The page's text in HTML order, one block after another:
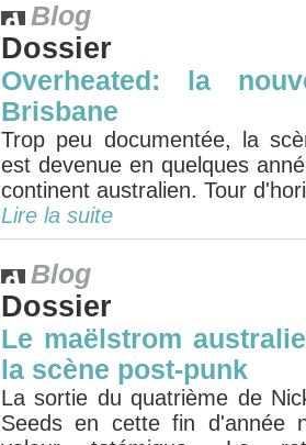
Blog
Dossier
Overheated: la
Brisbane
Trop peu documentée, la
est devenue en quelques
continent australien. Tour
Lire la suite
Blog
Dossier
Le maëlstrom
la scène post-punk
La sortie du quatrième de
Seeds en cette fin d'année